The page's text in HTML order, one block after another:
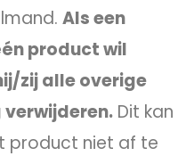
Als een
product wil
zij alle overige
Dit kan
product niet af te